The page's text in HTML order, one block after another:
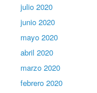
julio 2020
junio 2020
mayo 2020
abril 2020
marzo 2020
febrero 2020